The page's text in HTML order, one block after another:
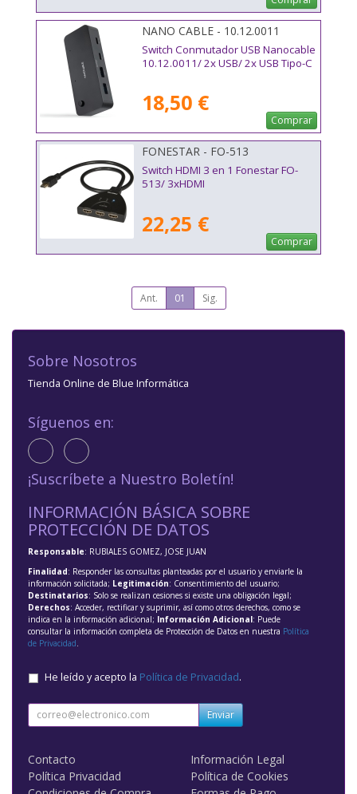
NANO CABLE - 10.12.0011
Switch Conmutador USB Nanocable
10.12.0011/ 2x USB/ 2x USB Tipo-C
18,50 €
Comprar
FONESTAR - FO-513
Switch HDMI 3 en 1 Fonestar FO-
513/ 3xHDMI
22,25 €
Comprar
Ant. 01 Sig.
Sobre Nosotros
Tienda Online de Blue Informática
Síguenos en:
¡Suscríbete a Nuestro Boletín!
INFORMACIÓN BÁSICA SOBRE
PROTECCIÓN DE DATOS
Responsable: RUBIALES GOMEZ, JOSE JUAN
Finalidad: Responder las consultas planteadas por el usuario y enviarle la
información solicitada; Legitimación: Consentimiento del usuario;
Destinatarios: Solo se realizan cesiones si existe una obligación legal;
Derechos: Acceder, rectificar y suprimir, así como otros derechos, como se
indica en la información adicional; Información Adicional: Puede
consultar la información completa de Protección de Datos en nuestra Política
de Privacidad
He leído y acepto la Política de Privacidad.
Enviar
Contacto
Información Legal
Política Privacidad
Política de Cookies